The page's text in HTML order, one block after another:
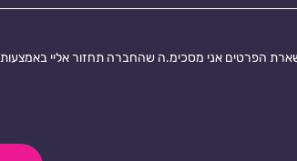
הפרטים אני מסכימ.ה שהחברה תחזור אליי באמצעות